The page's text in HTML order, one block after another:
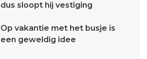
dus sloopt hij vestiging
Op vakantie met het busje is
een geweldig idee